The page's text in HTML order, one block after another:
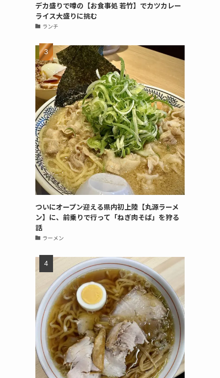
デカ盛りで噂の【お食事処 若竹】でカツカレー
ライス大盛りに挑む
ランチ
ついにオープン迎える県内初上陸【丸源ラーメ
ン】に、前乗りで行って「ねぎ肉そば」を狩る
話
ラーメン